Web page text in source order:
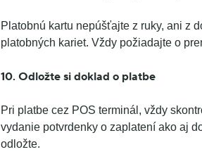
Platobnú kartu nepúšťajte z ruky, ani z
platobných kariet. Vždy požiadajte o
10. Odložte si doklad o platbe
Pri platbe cez POS terminál, vždy
vydanie potvrdenky o zaplatení ako aj
odložte.